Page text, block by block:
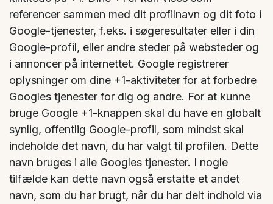
referencer sammen med dit profilnavn og dit foto i
Google-tjenester, f.eks. i søgeresultater eller i din
Google-profil, eller andre steder på websteder og
i annoncer på internettet. Google registrerer
oplysninger om dine +1-aktiviteter for at forbedre
Googles tjenester for dig og andre. For at kunne
bruge Google +1-knappen skal du have en globalt
synlig, offentlig Google-profil, som mindst skal
indeholde det navn, du har valgt til profilen. Dette
navn bruges i alle Googles tjenester. I nogle
tilfælde kan dette navn også erstatte et andet
navn, som du har brugt, når du har delt indhold via